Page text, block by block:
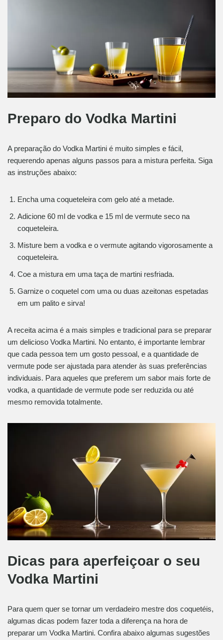
Preparo do Vodka Martini
A preparação do Vodka Martini é muito simples e fácil,
requerendo apenas alguns passos para a mistura perfeita. Siga
as instruções abaixo:
Encha uma coqueteleira com gelo até a metade.
Adicione 60 ml de vodka e 15 ml de vermute seco na
coqueteleira.
Misture bem a vodka e o vermute agitando vigorosamente a
coqueteleira.
Coe a mistura em uma taça de martini resfriada.
Garnize o coquetel com uma ou duas azeitonas espetadas
em um palito e sirva!
A receita acima é a mais simples e tradicional para se preparar
um delicioso Vodka Martini. No entanto, é importante lembrar
que cada pessoa tem um gosto pessoal, e a quantidade de
vermute pode ser ajustada para atender às suas preferências
individuais. Para aqueles que preferem um sabor mais forte de
vodka, a quantidade de vermute pode ser reduzida ou até
mesmo removida totalmente.
Dicas para aperfeiçoar o seu
Vodka Martini
Para quem quer se tornar um verdadeiro mestre dos coquetéis,
algumas dicas podem fazer toda a diferença na hora de
preparar um Vodka Martini. Confira abaixo algumas sugestões